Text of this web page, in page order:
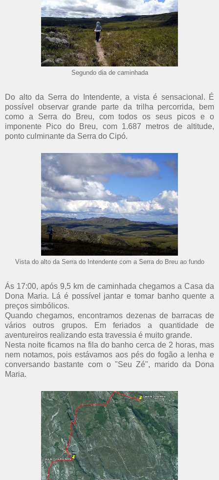
Segundo dia de caminhada
Do alto da Serra do Intendente, a vista é sensacional. É
possível observar grande parte da trilha percorrida, bem
como a Serra do Breu, com todos os seus picos e o
imponente Pico do Breu, com 1.687 metros de altitude,
ponto culminante da Serra do Cipó.
Vista do alto da Serra do Intendente com a Serra do Breu ao fundo
Ás 17:00, após 9,5 km de caminhada chegamos a Casa da
Dona Maria. Lá é possível jantar e tomar banho quente a
preços simbólicos.
Quando chegamos, encontramos dezenas de barracas de
vários outros grupos. Em feriados a quantidade de
aventureiros realizando esta travessia é muito grande.
Nesta noite ficamos na fila do banho cerca de 2 horas, mas
nem notamos, pois estávamos aos pés do fogão a lenha e
conversando bastante com o "Seu Zé", marido da Dona
Maria.